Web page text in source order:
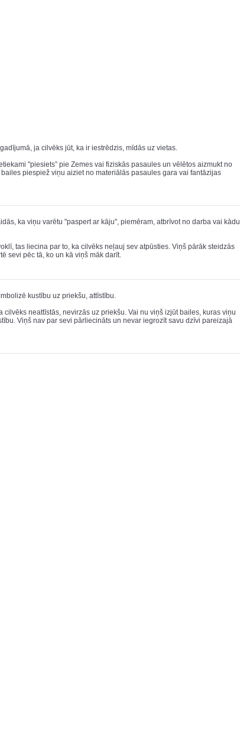
ja cilvēks jūt, ka ir iestrēdzis, mīdās uz vietas.
"piesiets” pie Zemes vai fiziskās pasaules un vēlētos aizmukt no
piespiež viņu aiziet no materiālās pasaules gara vai fantāzijas
ka viņu varētu "paspert ar kāju", piemēram, atbrīvot no darba vai kādu
tas liecina par to, ka cilvēks neļauj sev atpūsties. Viņš pārāk steidzās
sevi pēc tā, ko un kā viņš māk darīt.
kustību uz priekšu, attīstību.
cilvēks neattīstās, nevirzās uz priekšu. Vai nu viņš izjūt bailes, kuras viņu
Viņš nav par sevi pārliecināts un nevar iegrozīt savu dzīvi pareizajā